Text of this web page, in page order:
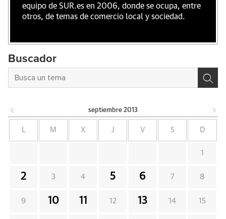
equipo de SUR.es en 2006, donde se ocupa, entre
otros, de temas de comercio local y sociedad.
Buscador
septiembre 2013
M X J V S D
1
2 3 4 5 6 7 8
9 10 11 12 13 14 15